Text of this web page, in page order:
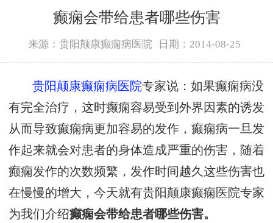
癫痫会带给患者哪些伤害
来源：贵阳颠康癫痫病医院 日期：2014-08-25
贵阳颠康癫痫病医院专家说：如果癫痫病没
有完全治疗，这时癫痫容易受到外界因素的诱发
从而导致癫痫病更加容易的发作，癫痫病一旦发
作起来就会对患者的身体造成严重的伤害，随着
癫痫发作的次数频繁，发作时间越久这些伤害也
在慢慢的增大，今天就有贵阳颠康癫痫医院专家
为我们介绍癫痫会带给患者哪些伤害。